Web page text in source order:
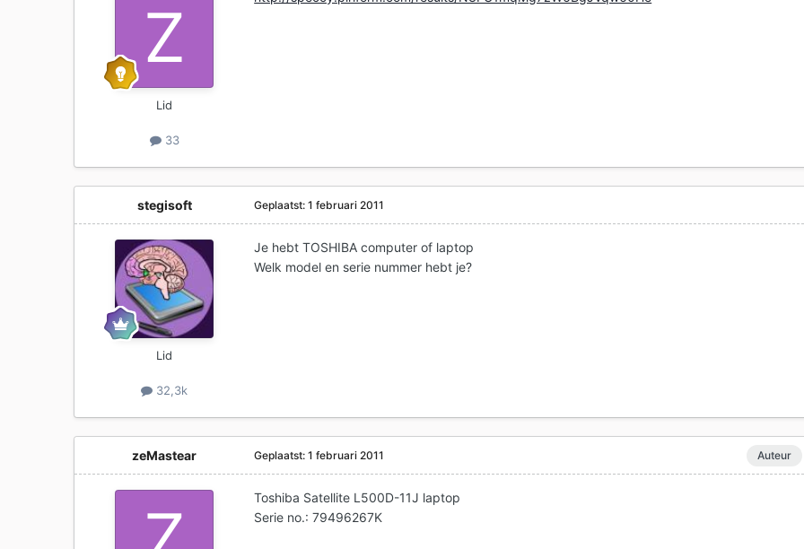
Lid
33
stegisoft
Lid
32,3k
Geplaatst:1 februari 2011
Je hebt TOSHIBA computer of laptop
Welk model en serie nummer hebt je?
zeMastear Auteur
Geplaatst:1 februari 2011
Toshiba Satellite L500D-11J laptop
Serie no.: 79496267K